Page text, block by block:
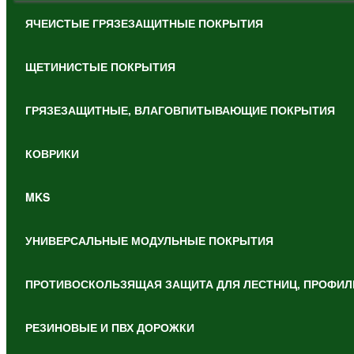
ЯЧЕИСТЫЕ ГРЯЗЕЗАЩИТНЫЕ ПОКРЫТИЯ
ЩЕТИНИСТЫЕ ПОКРЫТИЯ
ГРЯЗЕЗАЩИТНЫЕ, ВЛАГОВПИТЫВАЮЩИЕ ПОКРЫТИЯ
КОВРИКИ
MKS
УНИВЕРСАЛЬНЫЕ МОДУЛЬНЫЕ ПОКРЫТИЯ
ПРОТИВОСКОЛЬЗЯЩАЯ ЗАЩИТА ДЛЯ ЛЕСТНИЦ,
РЕЗИНОВЫЕ И ПВХ ДОРОЖКИ